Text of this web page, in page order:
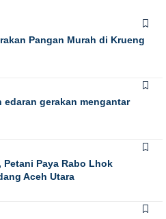
Pangan Murah di Krueng
edaran gerakan mengantar
Paya Rabo Lhok
Aceh Utara